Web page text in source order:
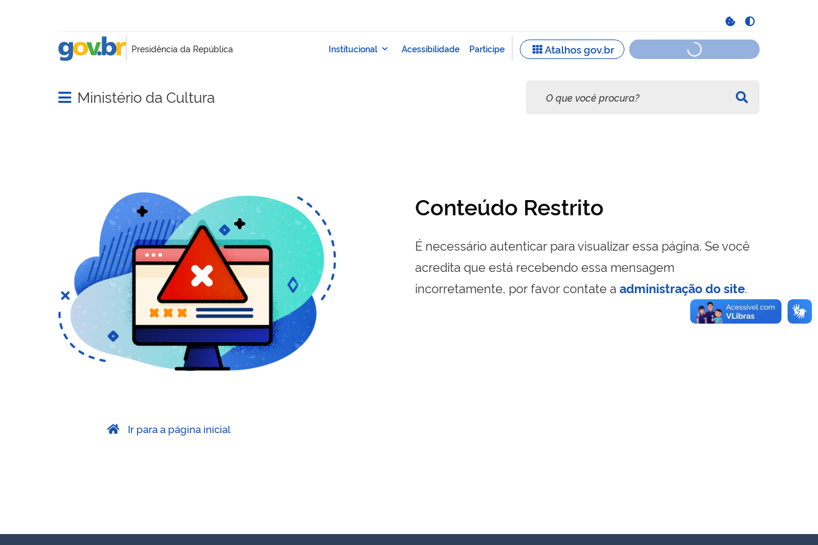
Abrir menu principal de navegação
Ministério da Cultura
Conteúdo Restrito
É necessário autenticar para visualizar essa página. Se você
acredita que está recebendo essa mensagem
incorretamente, por favor contate a administração do site.
Ir para a página inicial